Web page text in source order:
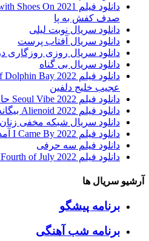
صدف کفش به پا
دانلود سریال نوبت لیلی
دانلود سریال آفتاب پرست
دانلود سریال روزی روزگاری
دانلود سریال بی گناه
عجیب خلیج دلفین
دانلود فیلم Seoul Vibe 2022 حال و هوای سئول
دانلود فیلم Alienoid 2022 بیگانه
دانلود سریال شبکه مخفی زنان
دانلود فیلم I Came By 2022 آمدم
دانلود فیلم سه حرفی
دانلود فیلم Fourth of July 2022 چهارم جولای
آرشیو سریال ها
برنامه پیشگو
برنامه شب آهنگی